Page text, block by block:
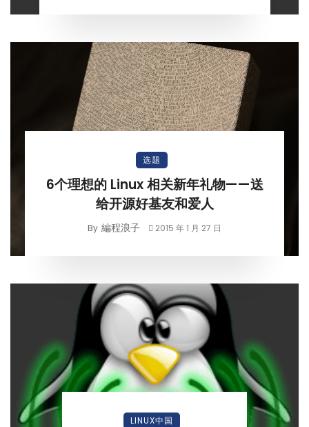
选题
6个理想的 Linux 相关新年礼物——送
给开源好基友和爱人
By 編程浪子 2015 年 1 月 27 日
LINUX中国